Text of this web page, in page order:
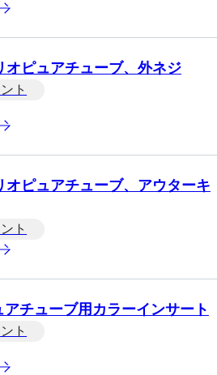
オピュアチューブ、外ネジ
ト
オピュアチューブ、アウターキ
ト
アチューブ用カラーインサート
ト